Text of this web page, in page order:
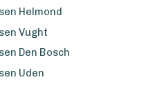
Helmond
Vught
Den Bosch
Uden